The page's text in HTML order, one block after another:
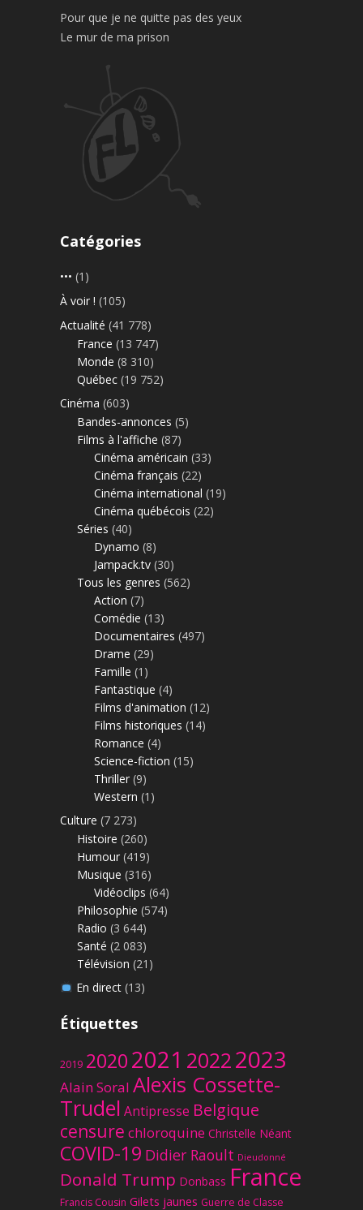
Pour que je ne quitte pas des yeux
Le mur de ma prison
Catégories
••• (1)
À voir ! (105)
Actualité (41 778)
France (13 747)
Monde (8 310)
Québec (19 752)
Cinéma (603)
Bandes-annonces (5)
Films à l'affiche (87)
Cinéma américain (33)
Cinéma français (22)
Cinéma international (19)
Cinéma québécois (22)
Séries (40)
Dynamo (8)
Jampack.tv (30)
Tous les genres (562)
Action (7)
Comédie (13)
Documentaires (497)
Drame (29)
Famille (1)
Fantastique (4)
Films d'animation (12)
Films historiques (14)
Romance (4)
Science-fiction (15)
Thriller (9)
Western (1)
Culture (7 273)
Histoire (260)
Humour (419)
Musique (316)
Vidéoclips (64)
Philosophie (574)
Radio (3 644)
Santé (2 083)
Télévision (21)
En direct(13)
Étiquettes
2019 20202021 20222023
Alain Soral Alexis Cossette-
Trudel Antipresse Belgique
censure chloroquine Christelle Néant
COVID-19 Didier Raoult Dieudonné
Donald Trump Donbass France
Francis Cousin Gilets jaunes Guerre de Classe